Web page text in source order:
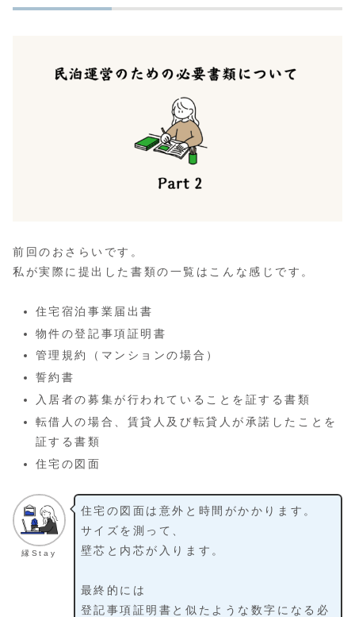
前回のおさらいです。
私が実際に提出した書類の一覧はこんな感じです。
住宅宿泊事業届出書
物件の登記事項証明書
管理規約（マンションの場合）
誓約書
入居者の募集が行われていることを証する書類
転借人の場合、賃貸人及び転貸人が承諾したことを
証する書類
住宅の図面
縁Stay
住宅の図面は意外と時間がかかります。
サイズを測って、
壁芯と内芯が入ります。
最終的には
登記事項証明書と似たような数字になる必